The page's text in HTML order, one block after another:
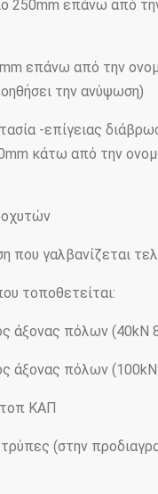
250mm επάνω από
επάνω από την
την ανύψωση)
-επίγειας
κάτω από την
που γαλβανίζεται
τοποθετείται:
άξονας πόλων (40kN
άξονας πόλων
ΚΑΠ
(στην